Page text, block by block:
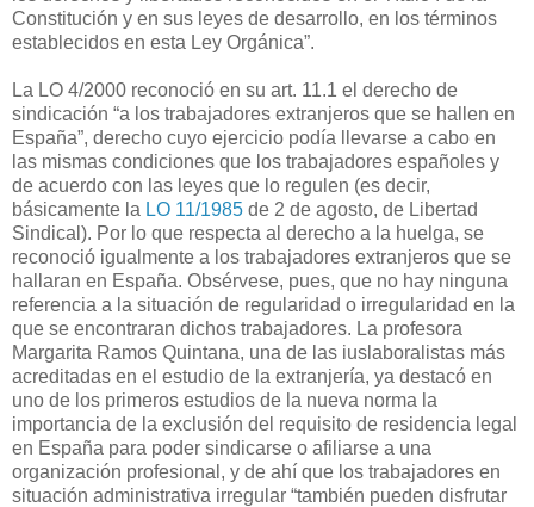
Constitución y en sus leyes de desarrollo, en los términos
establecidos en esta Ley Orgánica”.
La LO 4/2000 reconoció en su art. 11.1 el derecho de
sindicación “a los trabajadores extranjeros que se hallen en
España”, derecho cuyo ejercicio podía llevarse a cabo en
las mismas condiciones que los trabajadores españoles y
de acuerdo con las leyes que lo regulen (es decir,
básicamente la LO 11/1985 de 2 de agosto, de Libertad
Sindical). Por lo que respecta al derecho a la huelga, se
reconoció igualmente a los trabajadores extranjeros que se
hallaran en España. Obsérvese, pues, que no hay ninguna
referencia a la situación de regularidad o irregularidad en la
que se encontraran dichos trabajadores. La profesora
Margarita Ramos Quintana, una de las iuslaboralistas más
acreditadas en el estudio de la extranjería, ya destacó en
uno de los primeros estudios de la nueva norma la
importancia de la exclusión del requisito de residencia legal
en España para poder sindicarse o afiliarse a una
organización profesional, y de ahí que los trabajadores en
situación administrativa irregular “también pueden disfrutar